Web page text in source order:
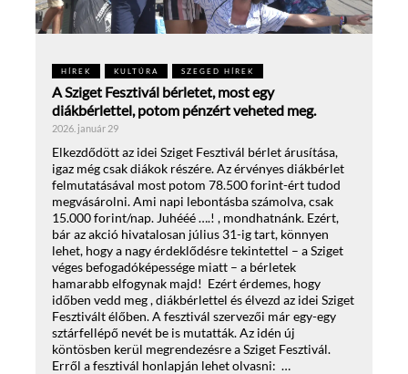
HÍREK KULTÚRA SZEGED HÍREK
A Sziget Fesztivál bérletet, most egy
diákbérlettel, potom pénzért veheted meg.
2026. január 29
Elkezdődött az idei Sziget Fesztivál bérlet árusítása,
igaz még csak diákok részére. Az érvényes diákbérlet
felmutatásával most potom 78.500 forint-ért tudod
megvásárolni. Ami napi lebontásba számolva, csak
15.000 forint/nap. Juhééé ….! , mondhatnánk. Ezért,
bár az akció hivatalosan július 31-ig tart, könnyen
lehet, hogy a nagy érdeklődésre tekintettel – a Sziget
véges befogadóképessége miatt – a bérletek
hamarabb elfogynak majd! Ezért érdemes, hogy
időben vedd meg , diákbérlettel és élvezd az idei Sziget
Fesztivált élőben. A fesztivál szervezői már egy-egy
sztárfellépő nevét be is mutatták. Az idén új
köntösben kerül megrendezésre a Sziget Fesztivál.
Erről a fesztivál honlapján lehet olvasni: …